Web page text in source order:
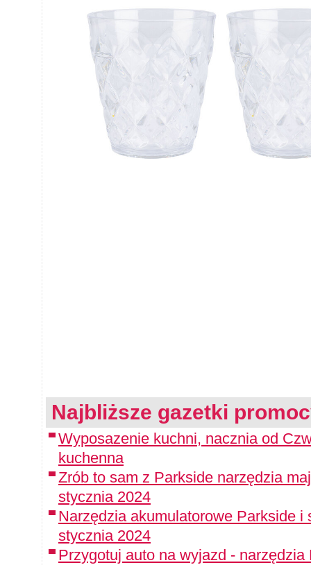
Najbliższe gazetki
Wyposazenie kuchni, nacznia od
kuchenna
Zrób to sam z Parkside narzędzia
stycznia 2024
Narzędzia akumulatorowe Parkside i
stycznia 2024
Przygotuj auto na wyjazd -